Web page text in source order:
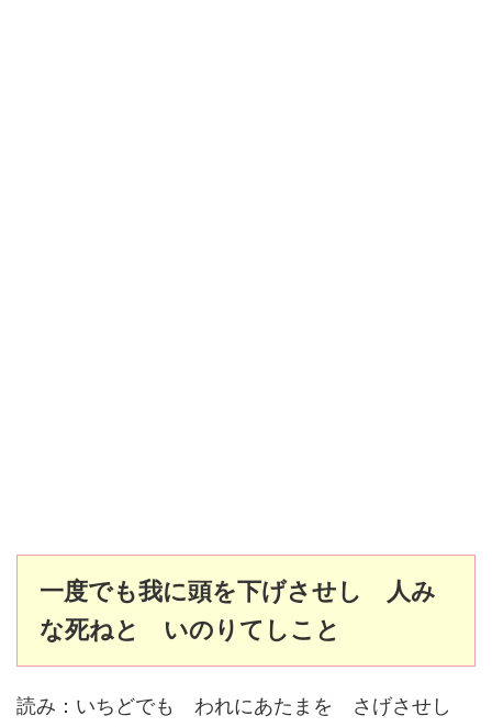
一度でも我に頭を下げさせし 人み
な死ねと いのりてしこと
読み：いちどでも われにあたまを さげさせし